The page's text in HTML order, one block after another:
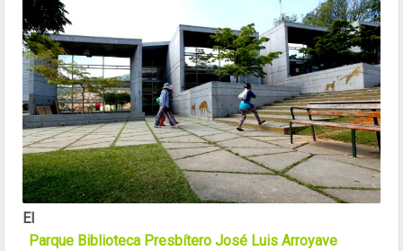
El
Parque Biblioteca Presbítero José Luis Arroyave